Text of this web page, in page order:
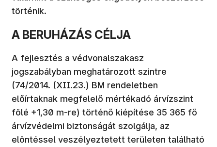
történik.
A BERUHÁZÁS CÉLJA
A fejlesztés a védvonalszakasz
jogszabályban meghatározott szintre
(74/2014. (XII.23.) BM rendeletben
előírtaknak megfelelő mértékadó árvízszint
fölé +1,30 m-re) történő kiépítése 35 365 fő
árvízvédelmi biztonságát szolgálja, az
elöntéssel veszélyeztetett területen található